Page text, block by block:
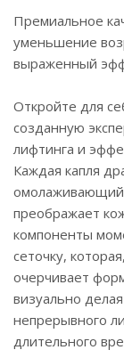
Премиальное
уменьшение
выраженный
Откройте для
созданную
лифтинга и
Каждая капля
омолаживающий
преображает
компоненты
сеточку,
очерчивает
визуально
непрерывного
длительного